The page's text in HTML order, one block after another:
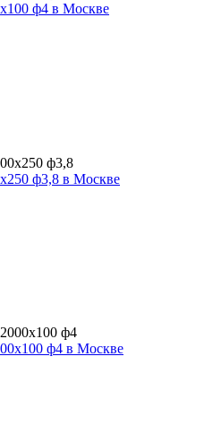
ф4 в Москве
ф3,8 в Москве
ф4 в Москве